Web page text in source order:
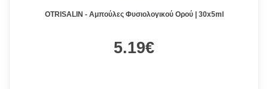
OTRISALIN - Αμπούλες Φυσιολογικού Ορού | 30x5ml
5.19€